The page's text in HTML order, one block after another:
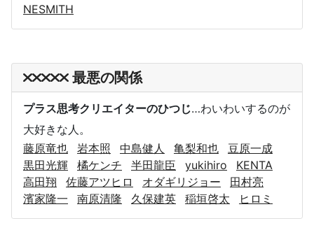
NESMITH
最悪の関係
プラス思考クリエイターのひつじ…わいわいするのが
大好きな人。
藤原竜也
岩本照 中島健人 亀梨和也
豆原一成
黒田光輝
橘ケンチ 半田龍臣 yukihiro
KENTA
高田翔
佐藤アツヒロ オダギリジョー
田村亮
濱家隆一
南原清隆 久保建英 稲垣啓太 ヒロミ